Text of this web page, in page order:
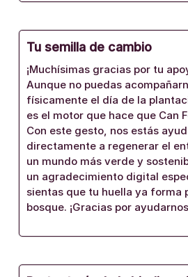
Tu semilla de cambio
¡Muchísimas gracias por tu
Aunque no puedas
físicamente el día de la
es el motor que hace que Can
Con este gesto, nos estás
directamente a regenerar el
un mundo más verde y
un agradecimiento digital
sientas que tu huella ya forma
bosque. ¡Gracias por